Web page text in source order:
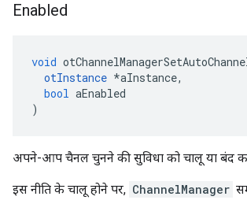
Enabled
void
otInstance *aInstance,
bool aEnabled
)
अपने-आप चैनल चुनने की सुविधा को चालू या बंद
इस नीति के चालू होने पर, ChannelManager